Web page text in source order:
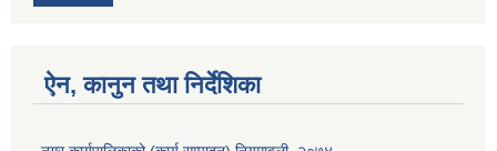
ऐन, कानुन तथा निर्देशिका